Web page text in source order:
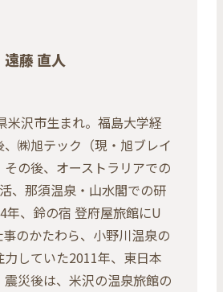
遠藤 直人
米沢市生まれ。福島大学経
㈱旭テック（現・旭ブレイ
その後、オーストラリアでの
、那須温泉・山水閣での研
年、鈴の宿 登府屋旅館にU
のかたわら、小野川温泉の
力していた2011年、東日本
災後は、米沢の温泉旅館の